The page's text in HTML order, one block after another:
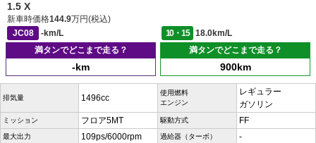
1.5 X
新車時価格144.9万円(税込)
JC08
-km/L 10・15
18.0km/L
満タンでどこまで走る？
-km
満タンでどこまで走る？
900km
排気量 1496cc
使用燃料
エンジン
レギュラー
ガソリン
ミッション フロア5MT 駆動方式 FF
最大出力 109ps/6000rpm 過給器（ターボ） -